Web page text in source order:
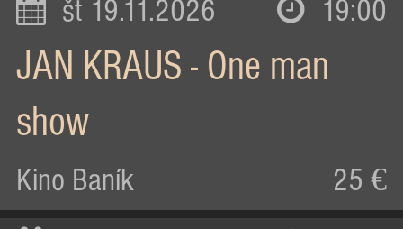
št 19.11.2026 19:00
JAN KRAUS - One man
show
Kino Baník 25 €